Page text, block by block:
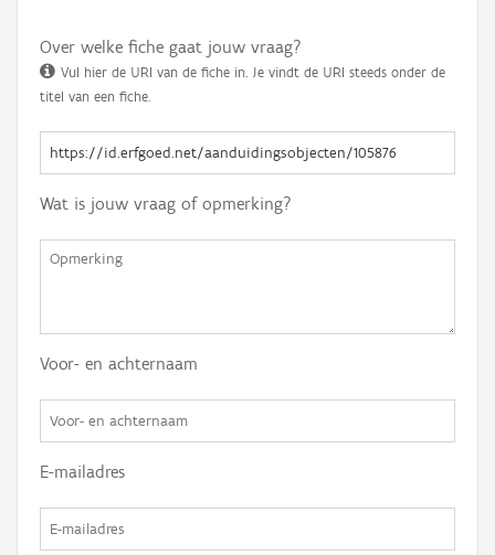
Over welke fiche gaat jouw vraag?
Vul hier de URI van de fiche in. Je vindt de URI steeds onder de
titel van een fiche.
Wat is jouw vraag of opmerking?
Voor- en achternaam
E-mailadres